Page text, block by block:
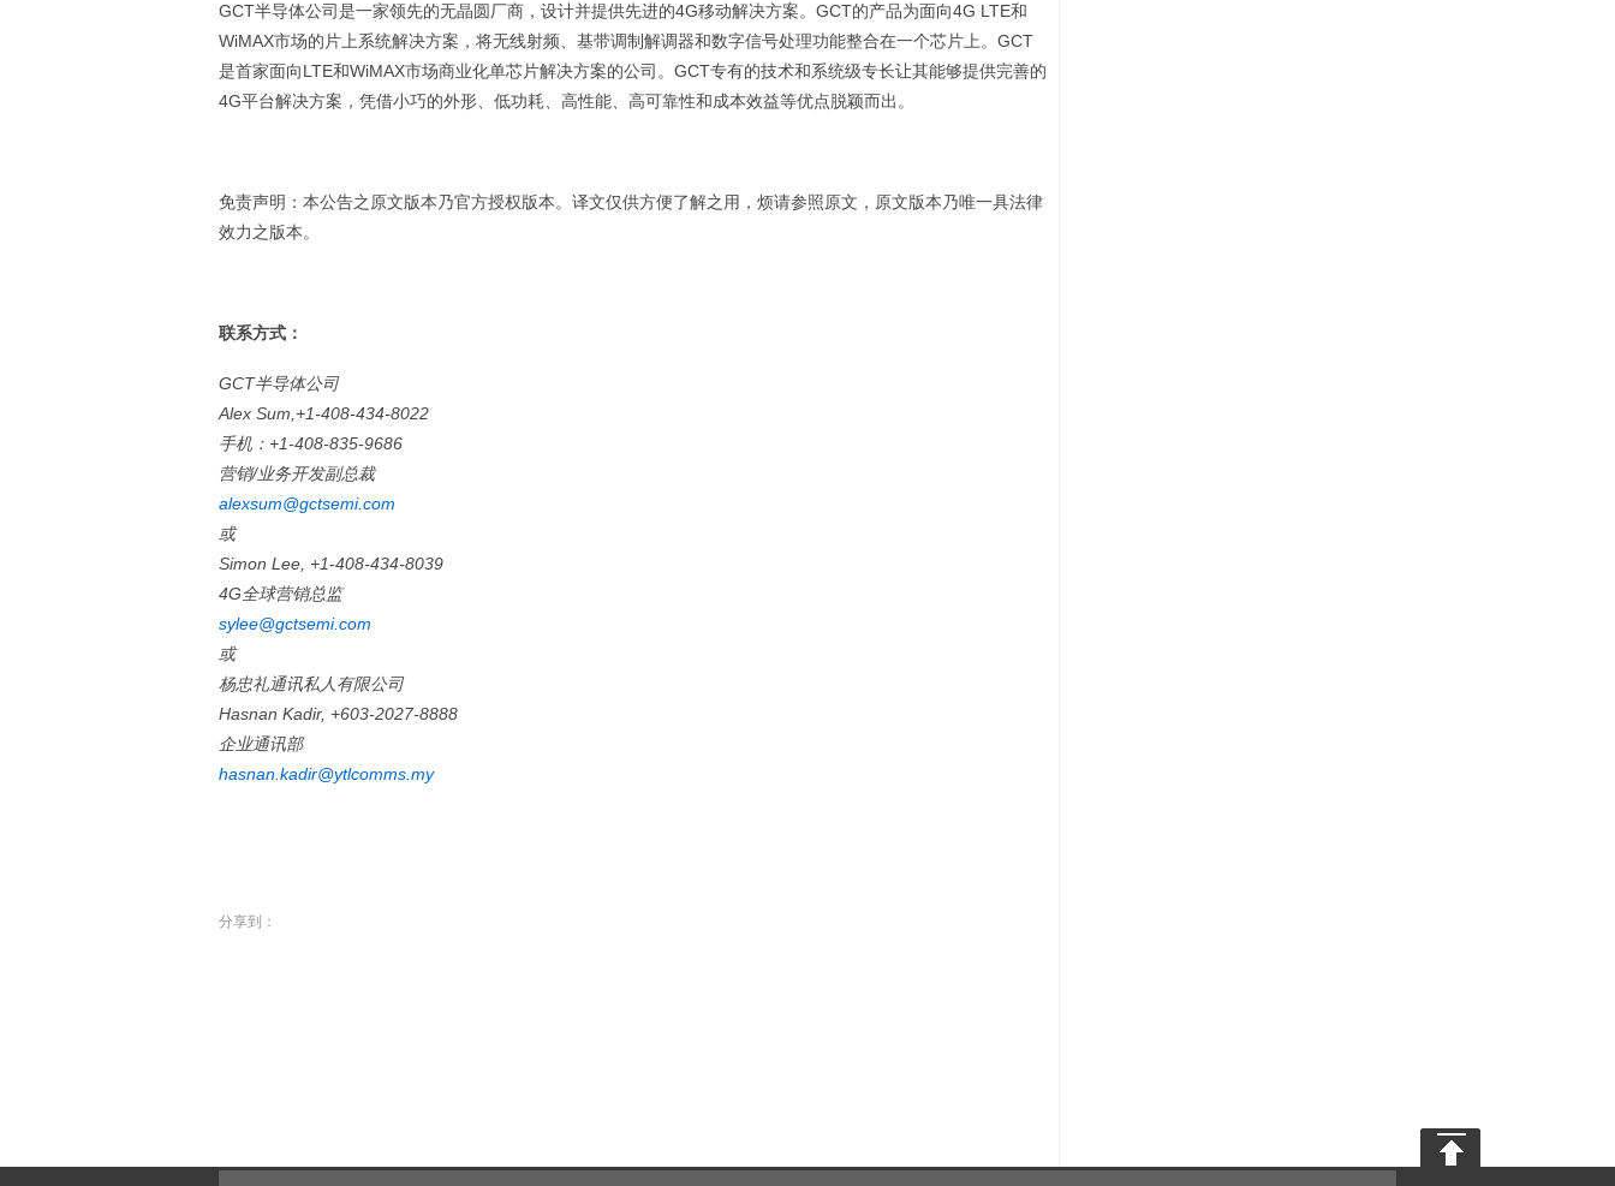
GCT半导体公司是一家领先的无晶圆厂商，设计并提供先进的4G移动解决方案。GCT的产品为面向4G LTE和
WiMAX市场的片上系统解决方案，将无线射频、基带调制解调器和数字信号处理功能整合在一个芯片上。GCT
是首家面向LTE和WiMAX市场商业化单芯片解决方案的公司。GCT专有的技术和系统级专长让其能够提供完善的
4G平台解决方案，凭借小巧的外形、低功耗、高性能、高可靠性和成本效益等优点脱颖而出。
免责声明：本公告之原文版本乃官方授权版本。译文仅供方便了解之用，烦请参照原文，原文版本乃唯一具法律
效力之版本。
联系方式：
GCT半导体公司
Alex Sum,+1-408-434-8022
手机： +1-408-835-9686
营销/业务开发副总裁
alexsum@gctsemi.com
或
Simon Lee, +1-408-434-8039
4G全球营销总监
sylee@gctsemi.com
或
杨忠礼通讯私人有限公司
Hasnan Kadir, +603-2027-8888
企业通讯部
hasnan.kadir@ytlcomms.my
分享到：